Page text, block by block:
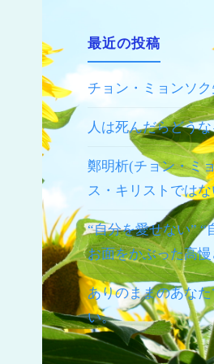
最近の投稿
チョン・ミョンソ
人は死んだらどう
鄭明析(チョン・ミ
ス・キリストでは
“自分を愛せない” “
お面をかぶった高慢
ありのままのあな
い。